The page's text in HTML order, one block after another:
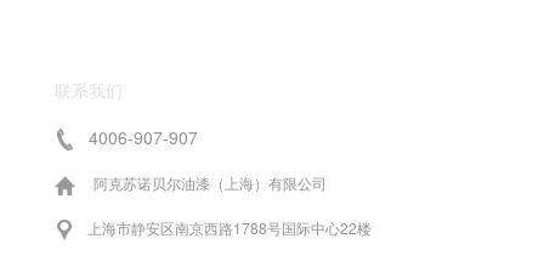
联系我们
4006-907-907
阿克苏诺贝尔油漆（上海）有限公司
上海市静安区南京西路1788号国际中心22楼